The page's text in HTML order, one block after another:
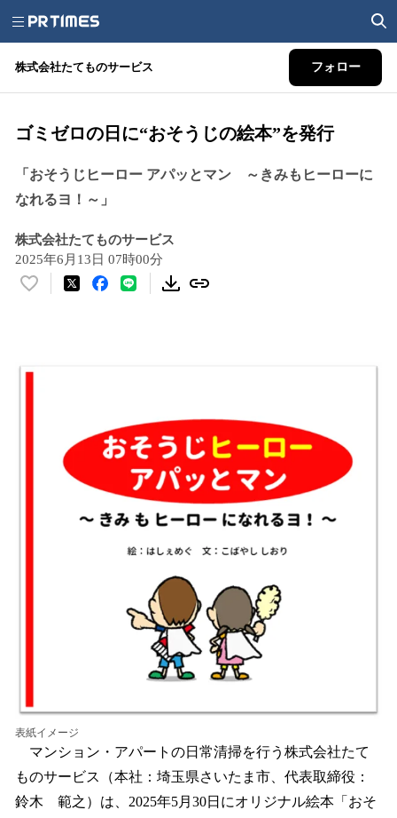
株式会社たてものサービス フォロー
ゴミゼロの日に“おそうじの絵本”を発行
「おそうじヒーロー アパッとマン ～きみもヒーローに
なれるヨ！～」
株式会社たてものサービス
2025年6月13日 07時00分
い
表紙イメージ
マンション・アパートの日常清掃を行う株式会社たて
ものサービス（本社：埼玉県さいたま市、代表取締役：
鈴木 範之）は、2025年5月30日にオリジナル絵本「おそ